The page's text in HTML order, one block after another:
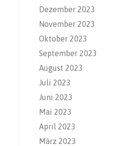
Dezember 2023
November 2023
Oktober 2023
September 2023
August 2023
Juli 2023
Juni 2023
Mai 2023
April 2023
März 2023